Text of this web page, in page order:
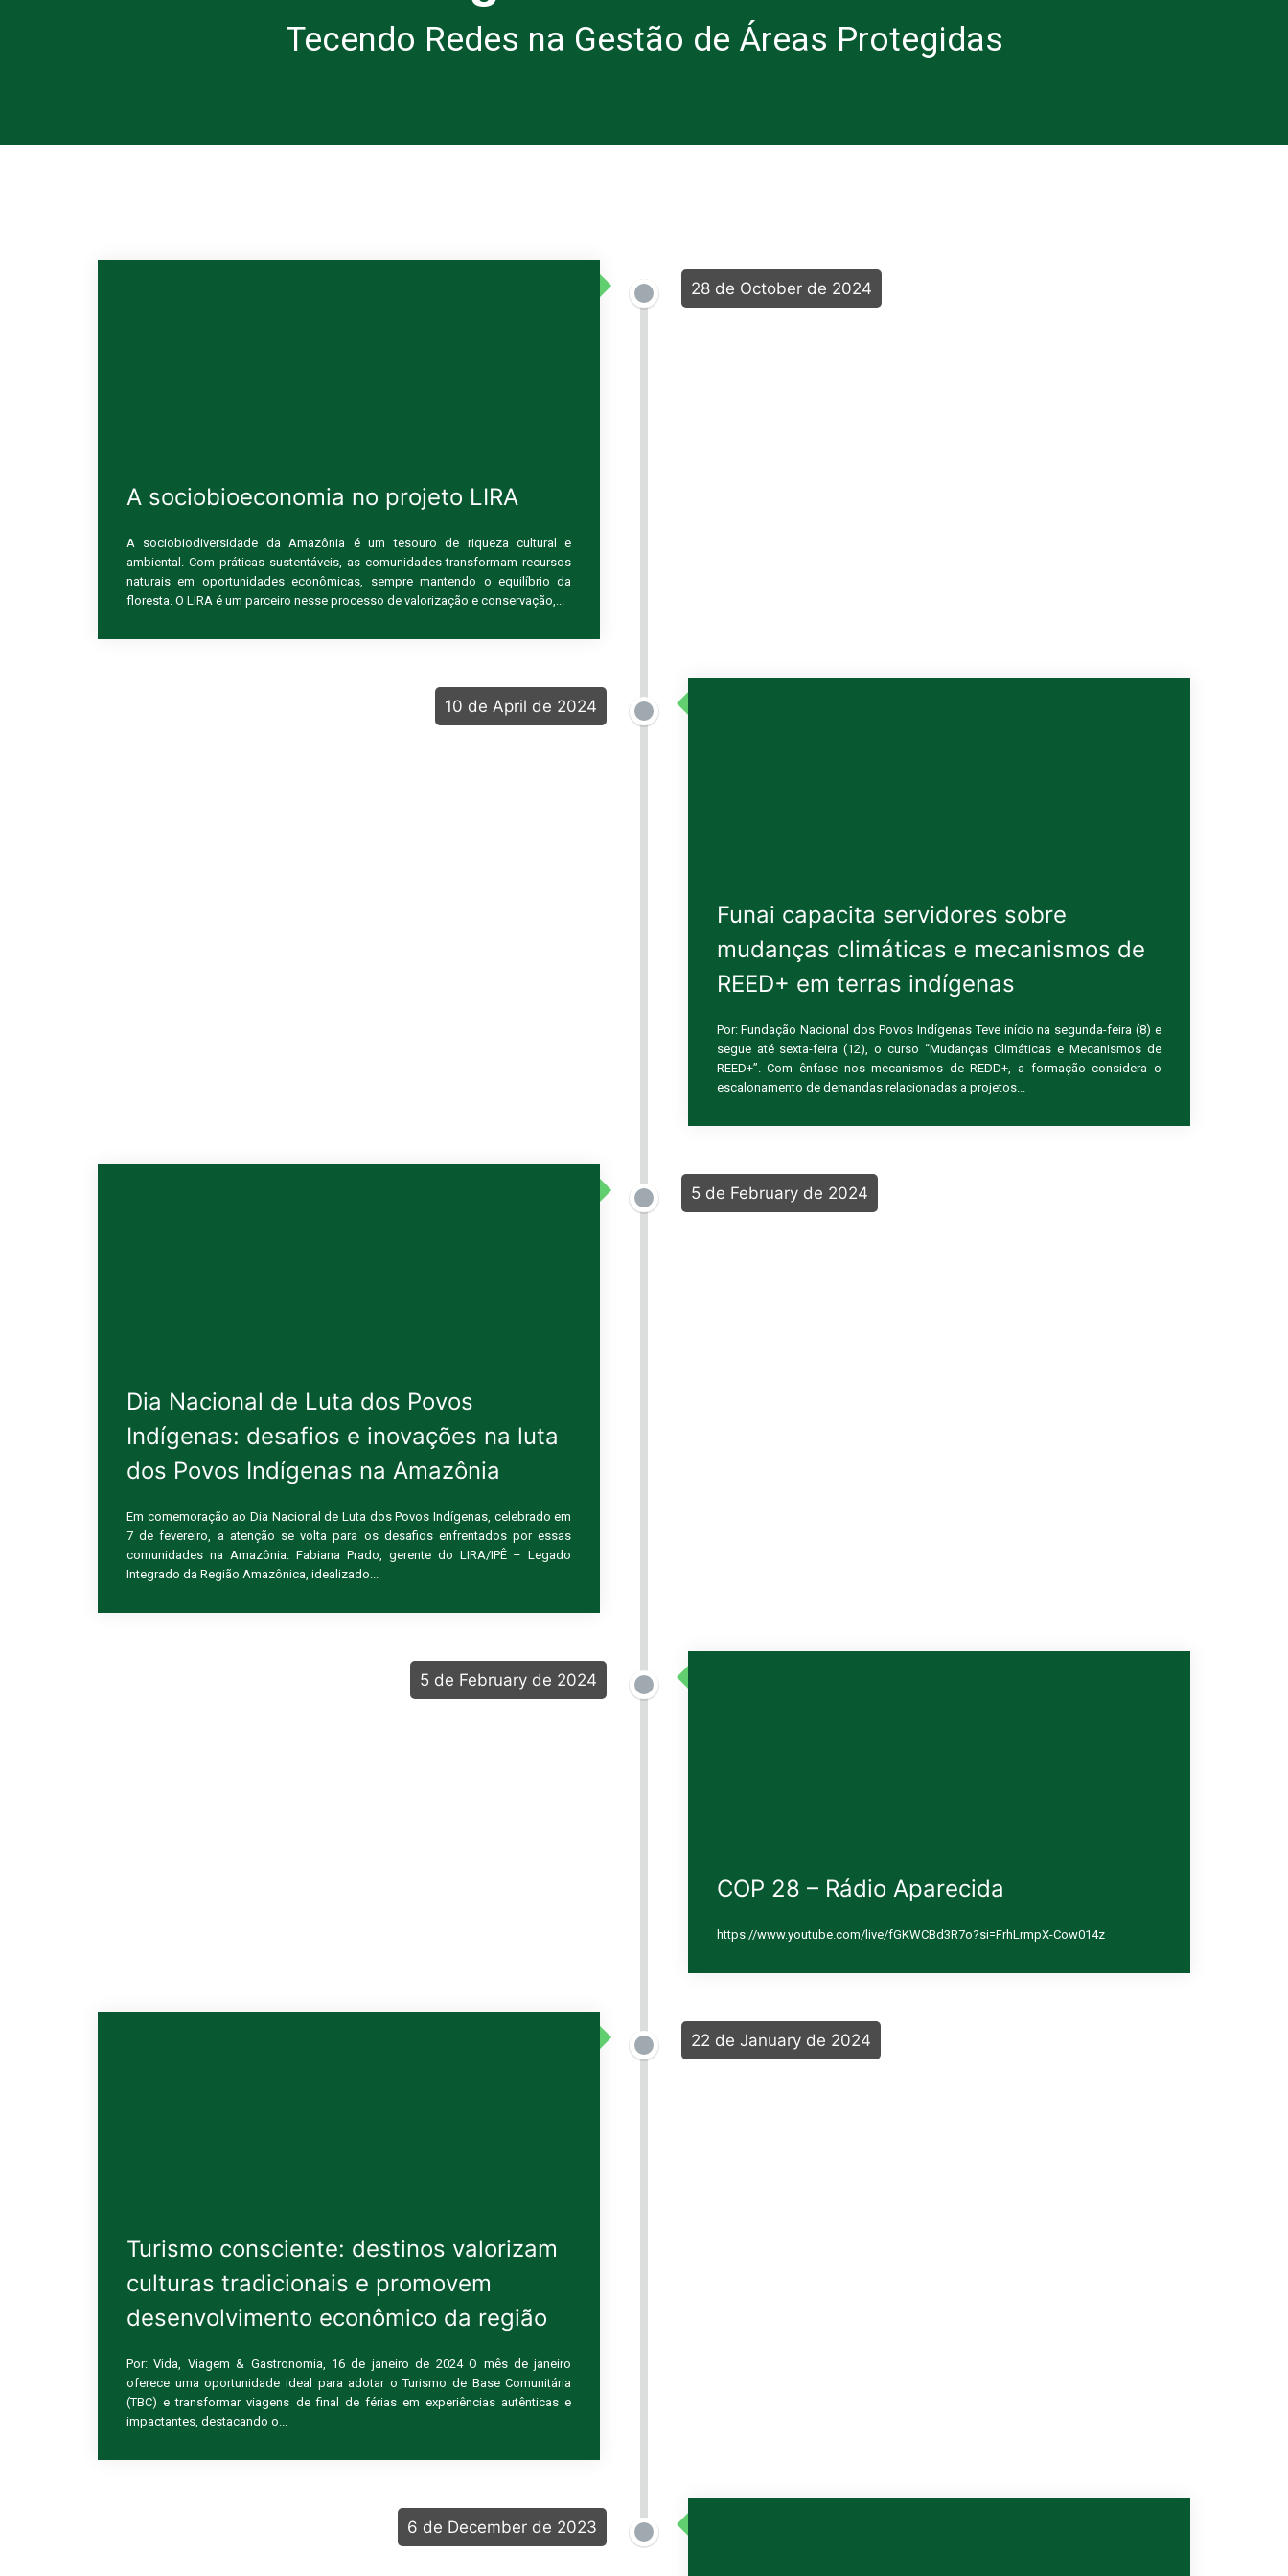
Tecendo Redes na Gestão de Áreas Protegidas
28 de October de 2024
A sociobioeconomia no projeto LIRA
A sociobiodiversidade da Amazônia é um tesouro de riqueza cultural e
ambiental. Com práticas sustentáveis, as comunidades transformam recursos
naturais em oportunidades econômicas, sempre mantendo o equilíbrio da
floresta. O LIRA é um parceiro nesse processo de valorização e conservação,...
10 de April de 2024
Funai capacita servidores sobre
mudanças climáticas e mecanismos de
REED+ em terras indígenas
Por: Fundação Nacional dos Povos Indígenas Teve início na segunda-feira (8) e
segue até sexta-feira (12), o curso “Mudanças Climáticas e Mecanismos de
REED+”. Com ênfase nos mecanismos de REDD+, a formação considera o
escalonamento de demandas relacionadas a projetos...
5 de February de 2024
Dia Nacional de Luta dos Povos
Indígenas: desafios e inovações na luta
dos Povos Indígenas na Amazônia
Em comemoração ao Dia Nacional de Luta dos Povos Indígenas, celebrado em
7 de fevereiro, a atenção se volta para os desafios enfrentados por essas
comunidades na Amazônia. Fabiana Prado, gerente do LIRA/IPÊ – Legado
Integrado da Região Amazônica, idealizado...
5 de February de 2024
COP 28 – Rádio Aparecida
https://www.youtube.com/live/fGKWCBd3R7o?si=FrhLrmpX-Cow014z
22 de January de 2024
Turismo consciente: destinos valorizam
culturas tradicionais e promovem
desenvolvimento econômico da região
Por: Vida, Viagem & Gastronomia, 16 de janeiro de 2024 O mês de janeiro
oferece uma oportunidade ideal para adotar o Turismo de Base Comunitária
(TBC) e transformar viagens de final de férias em experiências autênticas e
impactantes, destacando o...
6 de December de 2023